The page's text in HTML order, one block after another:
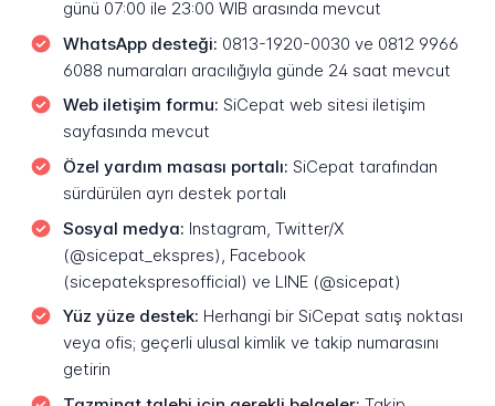
günü 07:00 ile 23:00 WIB arasında mevcut
WhatsApp desteği: 0813-1920-0030 ve 0812 9966
6088 numaraları aracılığıyla günde 24 saat mevcut
Web iletişim formu: SiCepat web sitesi iletişim
sayfasında mevcut
Özel yardım masası portalı: SiCepat tarafından
sürdürülen ayrı destek portalı
Sosyal medya: Instagram, Twitter/X
(@sicepat_ekspres), Facebook
(sicepatekspresofficial) ve LINE (@sicepat)
Yüz yüze destek: Herhangi bir SiCepat satış noktası
veya ofis; geçerli ulusal kimlik ve takip numarasını
getirin